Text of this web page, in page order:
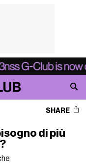
SHARE
di più